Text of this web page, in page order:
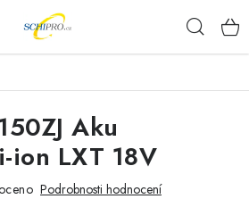
Aku
ion LXT 18V
Podrobnosti hodnocení